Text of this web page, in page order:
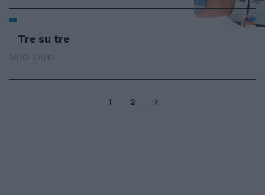
Tre su tre
30/04/2010
1 2